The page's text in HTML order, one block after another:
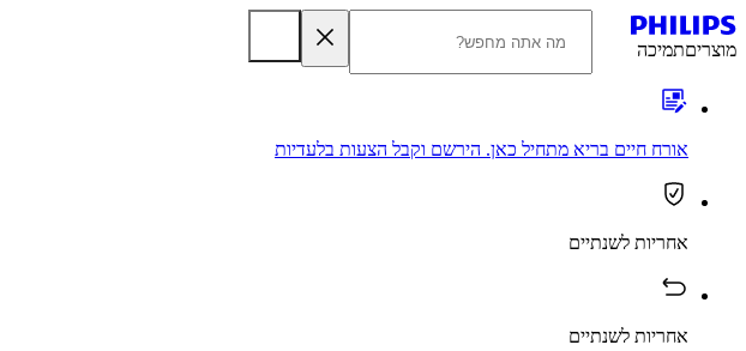
מוצריםתמיכה
אורח חיים בריא מתחיל כאן. הירשם וקבל הצעות בלעדיות
אחריות לשנתיים
אחריות לשנתיים